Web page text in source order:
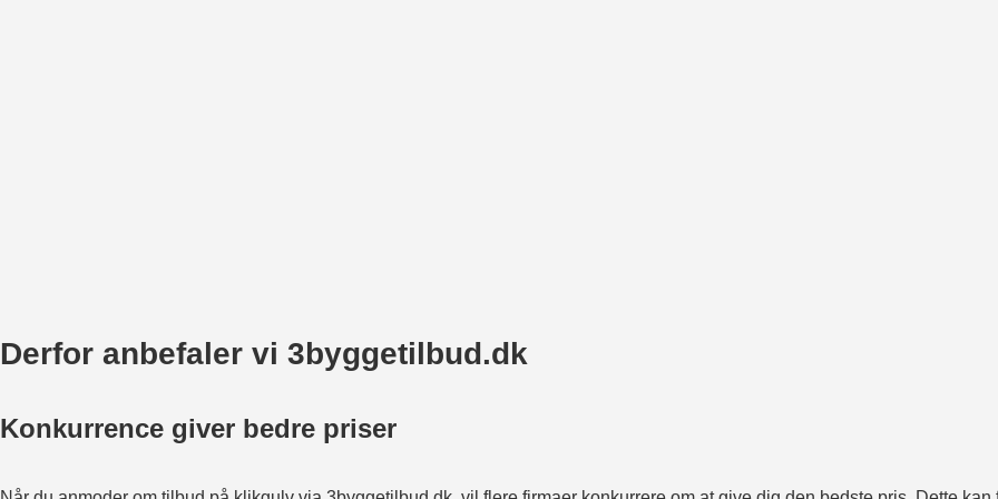
Derfor anbefaler vi 3byggetilbud.dk
Konkurrence giver bedre priser